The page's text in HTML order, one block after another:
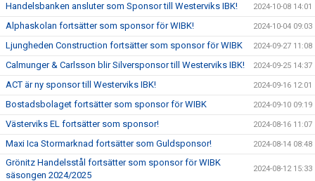
Handelsbanken ansluter som Sponsor till Westerviks IBK! 2024-10-08 14:01
Alphaskolan fortsätter som sponsor för WIBK! 2024-10-04 09:03
Ljungheden Construction fortsätter som sponsor för WIBK 2024-09-27 11:08
Calmunger & Carlsson blir Silversponsor till Westerviks IBK! 2024-09-25 14:37
ACT är ny sponsor till Westerviks IBK! 2024-09-16 12:01
Bostadsbolaget fortsätter som sponsor för WIBK 2024-09-10 09:19
Västerviks EL fortsätter som sponsor! 2024-08-16 11:07
Maxi Ica Stormarknad fortsätter som Guldsponsor! 2024-08-14 08:48
Grönitz Handelsstål fortsätter som sponsor för WIBK
säsongen 2024/2025
2024-08-12 15:33